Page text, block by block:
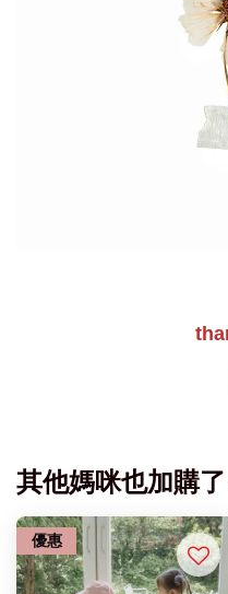
其他媽咪也加購
優惠